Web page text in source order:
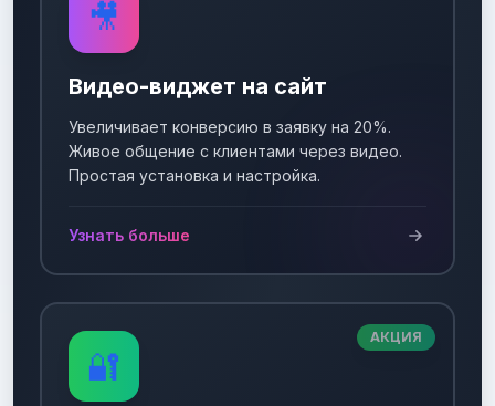
🎥
Видео-виджет на сайт
Увеличивает конверсию в заявку на 20%.
Живое общение с клиентами через видео.
Простая установка и настройка.
Узнать больше
АКЦИЯ
🔐